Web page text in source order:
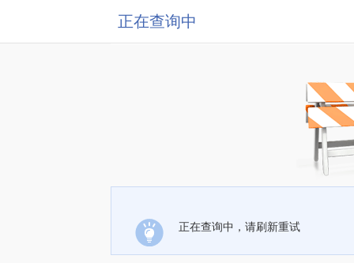
正在查询中
正在查询中，请刷新重试